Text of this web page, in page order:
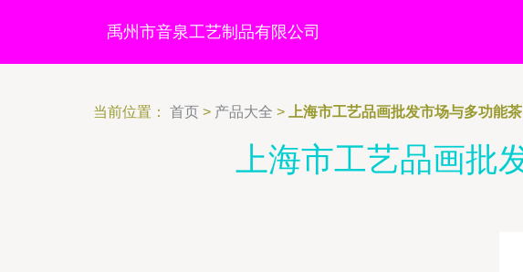
禹州市音泉工艺制品有限公司
当前位置： 首页 > 产品大全 > 上海市工艺品画批发市场与多功能
上海市工艺品画批